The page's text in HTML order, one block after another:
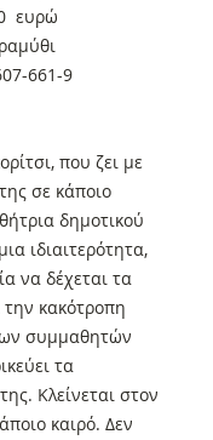
ευρώ
661-9
που ζει με
σε κάποιο
δημοτικού
ιδιαιτερότητα,
να δέχεται τα
την κακότροπη
συμμαθητών
τα
Κλείνεται στον
καιρό. Δεν